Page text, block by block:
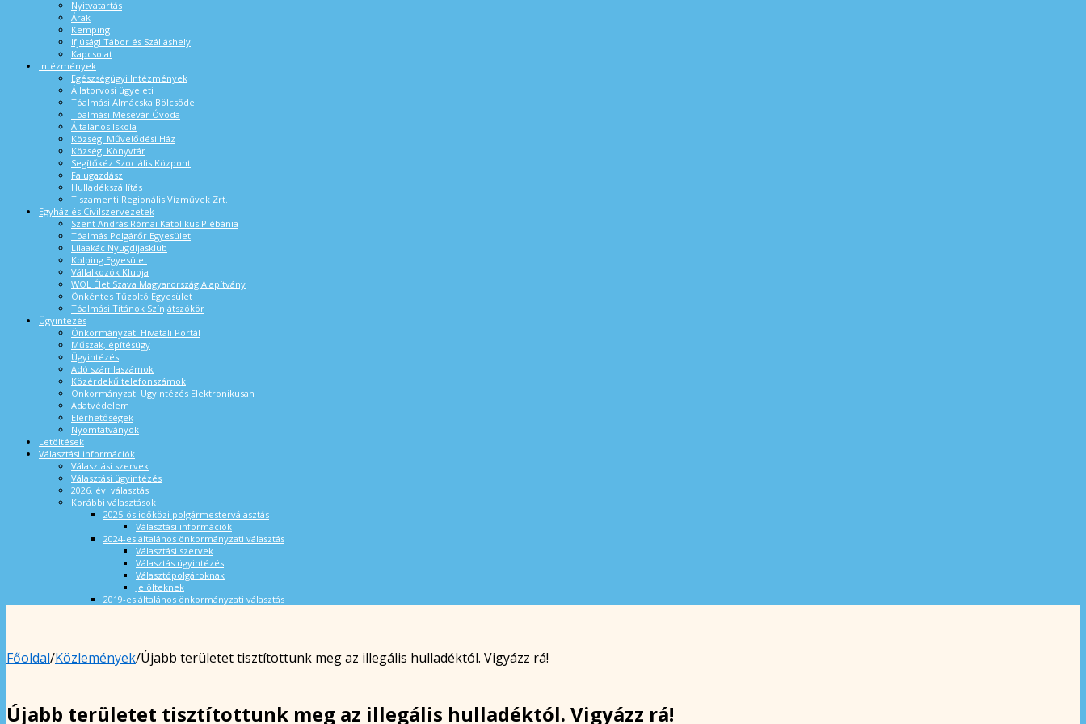
Nyitvatartás
Árak
Kemping
Ifjúsági Tábor és Szálláshely
Kapcsolat
Intézmények
Egészségügyi Intézmények
Állatorvosi ügyeleti
Tóalmási Almácska Bölcsőde
Tóalmási Mesevár Óvoda
Általános Iskola
Községi Művelődési Ház
Községi Könyvtár
Segítőkéz Szociális Központ
Falugazdász
Hulladékszállítás
Tiszamenti Regionális Vízművek Zrt.
Egyház és Civilszervezetek
Szent András Római Katolikus Plébánia
Tóalmás Polgárőr Egyesület
Lilaakác Nyugdíjasklub
Kolping Egyesület
Vállalkozók Klubja
WOL Élet Szava Magyarország Alapítvány
Önkéntes Tűzoltó Egyesület
Tóalmási Titánok Színjátszókör
Ügyintézés
Önkormányzati Hivatali Portál
Műszak, építésügy
Ügyintézés
Adó számlaszámok
Közérdekű telefonszámok
Önkormányzati Ügyintézés Elektronikusan
Adatvédelem
Elérhetőségek
Nyomtatványok
Letöltések
Választási információk
Választási szervek
Választási ügyintézés
2026. évi választás
Korábbi választások
2025-ös időközi polgármesterválasztás
Választási információk
2024-es általános önkormányzati választás
Választási szervek
Választás ügyintézés
Választópolgároknak
Jelölteknek
2019-es általános önkormányzati választás
Főoldal/Közlemények/Újabb területet tisztítottunk meg az illegális hulladéktól. Vigyázz rá!
Újabb területet tisztítottunk meg az illegális hulladéktól. Vigyázz rá!